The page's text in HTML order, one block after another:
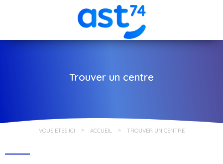
Trouver un centre
VOUS ÊTES ICI ACCUEIL TROUVER UN CENTRE